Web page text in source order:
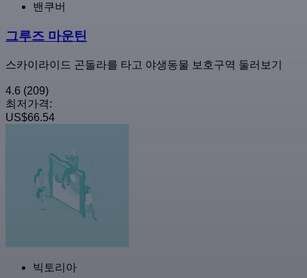
밴쿠버
그루즈 마운틴
스카이라이드 곤돌라를 타고 야생동물 보호구역 둘러보기
4.6 (209)
최저가격:
US$66.54
빅토리아